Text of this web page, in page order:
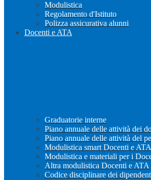
Modulistica
Regolamento d'Istituto
Polizza assicurativa alunni
Docenti e ATA
Graduatorie interne
Piano annuale delle attività dei
Piano annuale delle attività del
Modulistica smart Docenti e ATA
Modulistica e materiali per i
Altra modulistica Docenti e ATA
Codice disciplinare dei